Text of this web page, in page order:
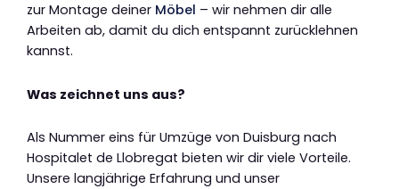
zur Montage deiner Möbel – wir nehmen dir alle
Arbeiten ab, damit du dich entspannt zurücklehnen
kannst.
Was zeichnet uns aus?
Als Nummer eins für Umzüge von Duisburg nach
Hospitalet de Llobregat bieten wir dir viele Vorteile.
Unsere langjährige Erfahrung und unser